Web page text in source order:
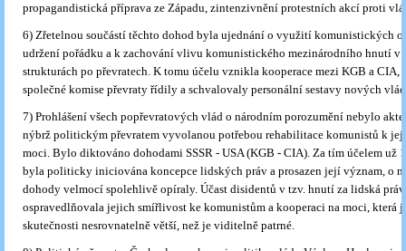
propagandistická příprava ze Západu, zintenzivnění protestních akcí proti
6) Zřetelnou součástí těchto dohod byla ujednání o využití komunistických
udržení pořádku a k zacho­vání vlivu komunistického mezinárodního hnutí v
strukturách po převratech. K tomu účelu vznikla kooperace mezi KGB a CIA,
společné komise převraty řídily a schvalovaly personální sestavy nových
7) Prohlášení všech popřevratových vlád o národním porozumění nebylo
nýbrž politickým převratem vyvolanou potřebou rehabilitace komunistů k
moci. Bylo diktováno dohodami SSSR - USA (KGB - CIA). Za tím účelem už
byla politicky iniciována koncepce lidských práv a prosazen její význam, o
dohody velmocí spolehlivě opíraly. Účast disidentů v tzv. hnutí za lidská
ospravedlňovala jejich smířlivost ke komunistům a kooperaci na moci, která
skutečnosti nesrovnatelně větší, než je viditelně patrné.